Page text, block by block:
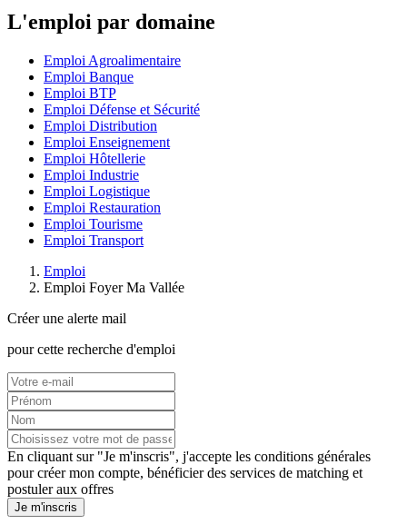
L'emploi par domaine
Emploi Agroalimentaire
Emploi Banque
Emploi BTP
Emploi Défense et Sécurité
Emploi Distribution
Emploi Enseignement
Emploi Hôtellerie
Emploi Industrie
Emploi Logistique
Emploi Restauration
Emploi Tourisme
Emploi Transport
Emploi
Emploi Foyer Ma Vallée
Créer une alerte mail
pour cette recherche d'emploi
En cliquant sur "Je m'inscris", j'accepte les conditions générales
pour créer mon compte, bénéficier des services de matching et
postuler aux offres
Je m'inscris